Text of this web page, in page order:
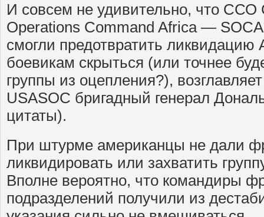
И совсем не удивительно, что
Operations Command Africa —
смогли предотвратить ликвидацию
боевикам скрыться (или точнее
группы из оцепления?),
USASOC бригадный генерал
цитаты).
При штурме американцы не дали
ликвидировать или захватить
Вполне вероятно, что командиры
подразделений получили из